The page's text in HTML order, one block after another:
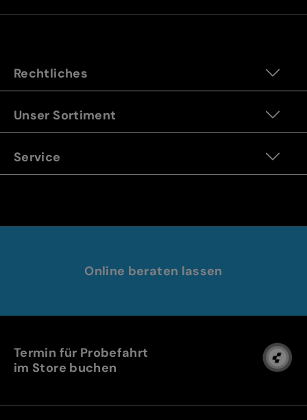
Rechtliches
Unser Sortiment
Service
Online beraten lassen
Termin für Probefahrt
im Store buchen